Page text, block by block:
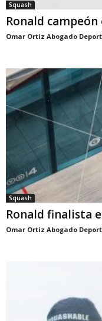
Squash
Ronald campeón
Omar Ortiz Abogado
Squash
Ronald finalista
Omar Ortiz Abogado